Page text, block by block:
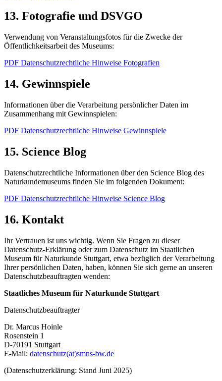
13. Fotografie und DSVGO
Verwendung von Veranstaltungsfotos für die Zwecke der
Öffentlichkeitsarbeit des Museums:
PDF Datenschutzrechtliche Hinweise Fotografien
14. Gewinnspiele
Informationen über die Verarbeitung persönlicher Daten im
Zusammenhang mit Gewinnspielen:
PDF Datenschutzrechtliche Hinweise Gewinnspiele
15. Science Blog
Datenschutzrechtliche Informationen über den Science Blog des
Naturkundemuseums finden Sie im folgenden Dokument:
PDF Datenschutzrechtliche Hinweise Science Blog
16. Kontakt
Ihr Vertrauen ist uns wichtig. Wenn Sie Fragen zu dieser
Datenschutz-Erklärung oder zum Datenschutz im Staatlichen
Museum für Naturkunde Stuttgart, etwa bezüglich der Verarbeitung
Ihrer persönlichen Daten, haben, können Sie sich gerne an unseren
Datenschutzbeauftragten wenden:
Staatliches Museum für Naturkunde Stuttgart
Datenschutzbeauftragter
Dr. Marcus Hoinle
Rosenstein 1
D-70191 Stuttgart
E-Mail: datenschutz(at)smns-bw.de
(Datenschutzerklärung: Stand Juni 2025)